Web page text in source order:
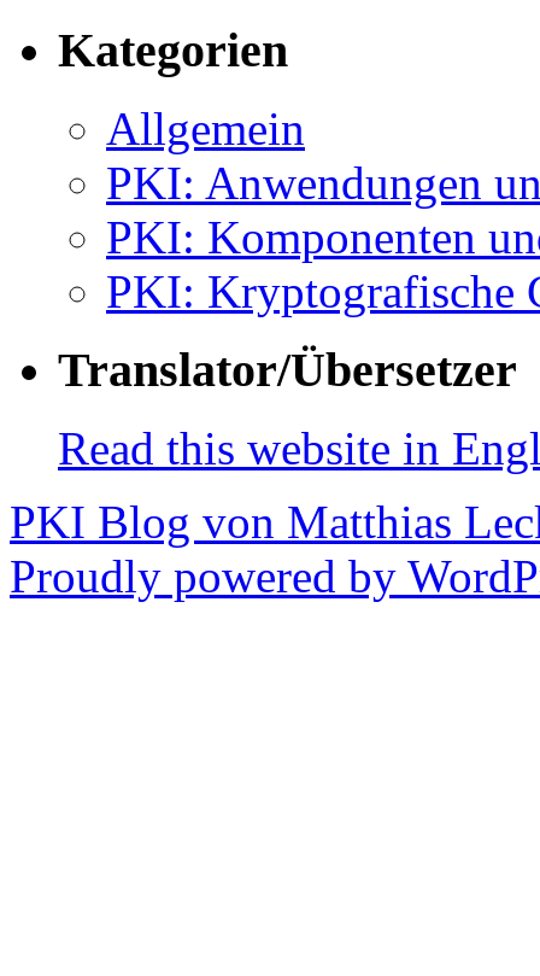
Kategorien
Allgemein
PKI: Anwendungen
PKI: Komponenten
PKI: Kryptografische
Translator/Übersetzer
Read this website in
PKI Blog von Matthias
Proudly powered by